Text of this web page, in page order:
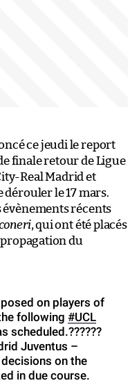
ce jeudi le report
finale retour de Ligue
Real Madrid et
dérouler le 17 mars.
évènements récents
, qui ont été placés
du
on players of
following #UCL
scheduled.??????
Juventus –
on the
in due course.